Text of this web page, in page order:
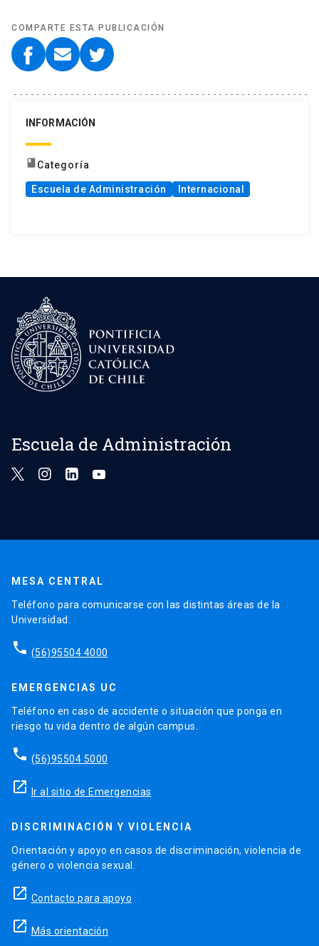
COMPARTE ESTA PUBLICACIÓN
INFORMACIÓN
book Categoría
Escuela de Administración Internacional
Escuela de Administración
MESA CENTRAL
Teléfono para comunicarse con las distintas áreas de la
Universidad.
phone (56)95504 4000
EMERGENCIAS UC
Teléfono en caso de accidente o situación que ponga en
riesgo tu vida dentro de algún campus.
phone (56)95504 5000
launch Ir al sitio de Emergencias
DISCRIMINACIÓN Y VIOLENCIA
Orientación y apoyo en casos de discriminación, violencia de
género o violencia sexual.
launch Contacto para apoyo
launch Más orientación